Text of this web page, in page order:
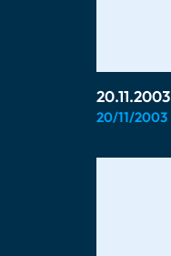
20.11.2003
20/11/2003